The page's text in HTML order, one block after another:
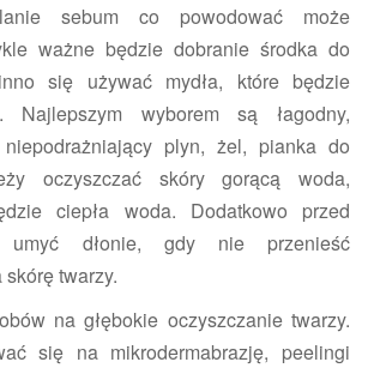
sebum co powodować może
ważne będzie dobranie środka do
się używać mydła, które będzie
Najlepszym wyborem są łagodny,
plyn, żel, pianka do
oczyszczać skóry gorącą woda,
ciepła woda. Dodatkowo przed
umyć dłonie, gdy nie przenieść
twarzy.
na głębokie oczyszczanie twarzy.
się na mikrodermabrazję, peelingi